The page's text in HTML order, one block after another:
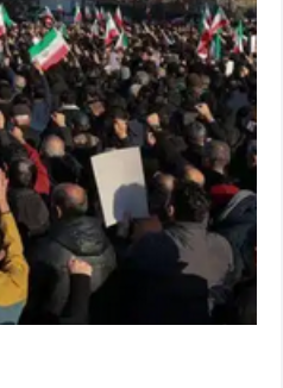
09:54
09:50
09:45
09:42